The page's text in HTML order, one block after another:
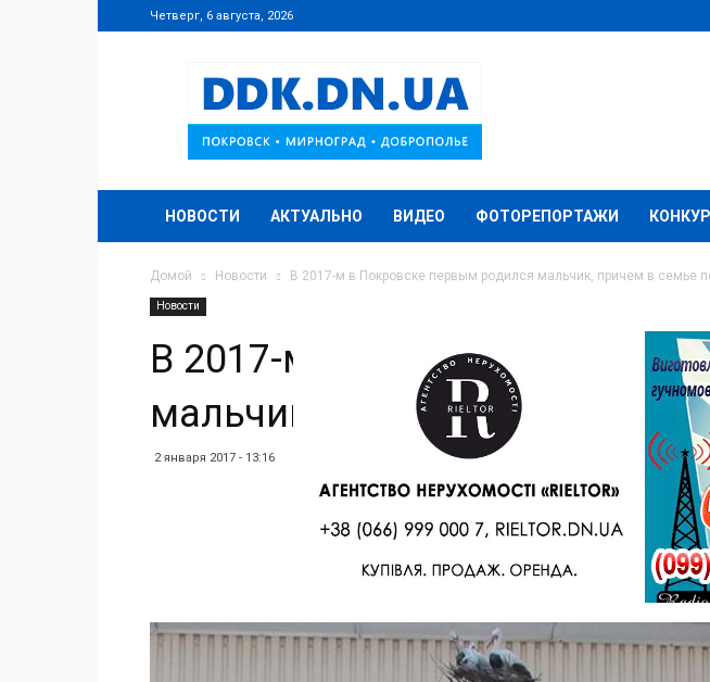
Четверг, 6 августа, 2026
DDK.DN.UA
НОВОСТИ АКТУАЛЬНО ВИДЕО ФОТОРЕПОРТАЖИ
Домой Новости В 2017-м в Покровске первым родился мальчик, причем в семье
Новости
В 2017-м в Покровске
мальчик, причем в семье
2 января 2017 - 13:16